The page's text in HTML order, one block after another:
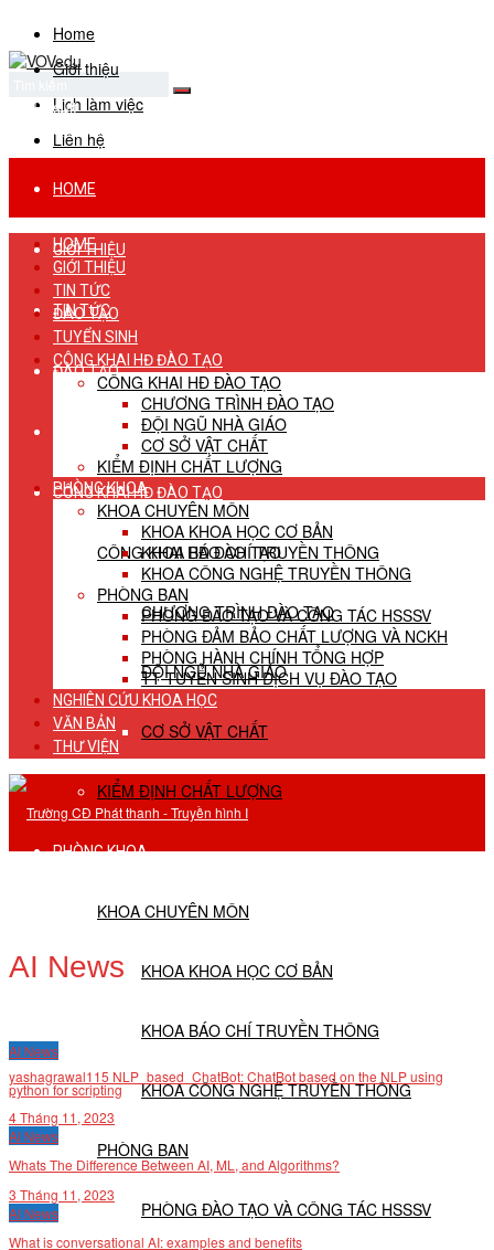
Home
Giới thiệu
Lịch làm việc
Liên hệ
No Result
View All Result
HOME
GIỚI THIỆU
TIN TỨC
ĐÀO TẠO
TUYỂN SINH
CÔNG KHAI HĐ ĐÀO TẠO
CÔNG KHAI HĐ ĐÀO TẠO
CHƯƠNG TRÌNH ĐÀO TẠO
ĐỘI NGŨ NHÀ GIÁO
CƠ SỞ VẬT CHẤT
KIỂM ĐỊNH CHẤT LƯỢNG
PHÒNG KHOA
KHOA CHUYÊN MÔN
KHOA KHOA HỌC CƠ BẢN
KHOA BÁO CHÍ TRUYỀN THÔNG
KHOA CÔNG NGHỆ TRUYỀN THÔNG
PHÒNG BAN
PHÒNG ĐÀO TẠO VÀ CÔNG TÁC HSSSV
HOME
GIỚI THIỆU
TIN TỨC
ĐÀO TẠO
TUYỂN SINH
CÔNG KHAI HĐ ĐÀO TẠO
CÔNG KHAI HĐ ĐÀO TẠO
CHƯƠNG TRÌNH ĐÀO TẠO
ĐỘI NGŨ NHÀ GIÁO
CƠ SỞ VẬT CHẤT
KIỂM ĐỊNH CHẤT LƯỢNG
PHÒNG KHOA
KHOA CHUYÊN MÔN
KHOA KHOA HỌC CƠ BẢN
KHOA BÁO CHÍ TRUYỀN THÔNG
KHOA CÔNG NGHỆ TRUYỀN THÔNG
PHÒNG BAN
PHÒNG ĐÀO TẠO VÀ CÔNG TÁC HSSSV
PHÒNG ĐẢM BẢO CHẤT LƯỢNG VÀ NCKH
PHÒNG HÀNH CHÍNH TỔNG HỢP
TT TUYỂN SINH DỊCH VỤ ĐÀO TẠO
NGHIÊN CỨU KHOA HỌC
VĂN BẢN
THƯ VIỆN
AI News
AI News
yashagrawal115 NLP_based_ChatBot: ChatBot based on the NLP using
python for scripting
4 Tháng 11, 2023
AI News
Whats The Difference Between AI, ML, and Algorithms?
3 Tháng 11, 2023
AI News
What is conversational AI: examples and benefits